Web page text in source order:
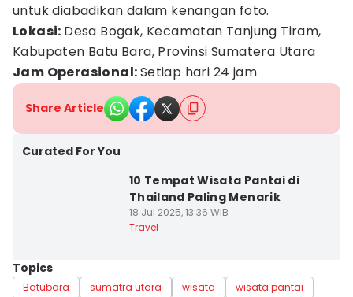
untuk diabadikan dalam kenangan foto.
Lokasi: Desa Bogak, Kecamatan Tanjung Tiram,
Kabupaten Batu Bara, Provinsi Sumatera Utara
Jam Operasional:Setiap hari 24 jam
Share Article
Curated For You
10 Tempat Wisata Pantai di
Thailand Paling Menarik
18 Jul 2025, 13:36 WIB
Travel
Topics
Batubara sumatra utara wisata
wisata pantai